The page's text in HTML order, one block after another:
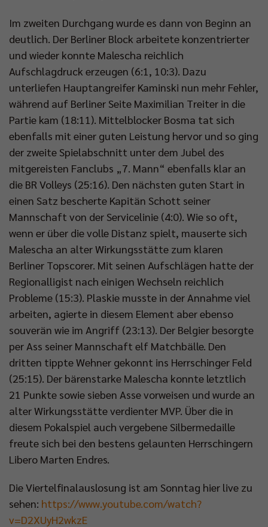
Im zweiten Durchgang wurde es dann von Beginn an
deutlich. Der Berliner Block arbeitete konzentrierter
und wieder konnte Malescha reichlich
Aufschlagdruck erzeugen (6:1, 10:3). Dazu
unterliefen Hauptangreifer Kaminski nun mehr Fehler,
während auf Berliner Seite Maximilian Treiter in die
Partie kam (18:11). Mittelblocker Bosma tat sich
ebenfalls mit einer guten Leistung hervor und so ging
der zweite Spielabschnitt unter dem Jubel des
mitgereisten Fanclubs „7. Mann“ ebenfalls klar an
die BR Volleys (25:16). Den nächsten guten Start in
einen Satz bescherte Kapitän Schott seiner
Mannschaft von der Servicelinie (4:0). Wie so oft,
wenn er über die volle Distanz spielt, mauserte sich
Malescha an alter Wirkungsstätte zum klaren
Berliner Topscorer. Mit seinen Aufschlägen hatte der
Regionalligist nach einigen Wechseln reichlich
Probleme (15:3). Plaskie musste in der Annahme viel
arbeiten, agierte in diesem Element aber ebenso
souverän wie im Angriff (23:13). Der Belgier besorgte
per Ass seiner Mannschaft elf Matchbälle. Den
dritten tippte Wehner gekonnt ins Herrschinger Feld
(25:15). Der bärenstarke Malescha konnte letztlich
21 Punkte sowie sieben Asse vorweisen und wurde an
alter Wirkungsstätte verdienter MVP. Über die in
diesem Pokalspiel auch vergebene Silbermedaille
freute sich bei den bestens gelaunten Herrschingern
Libero Marten Endres.
Die Viertelfinalauslosung ist am Sonntag hier live zu
sehen: https://www.youtube.com/watch?
v=D2XUyH2wkzE